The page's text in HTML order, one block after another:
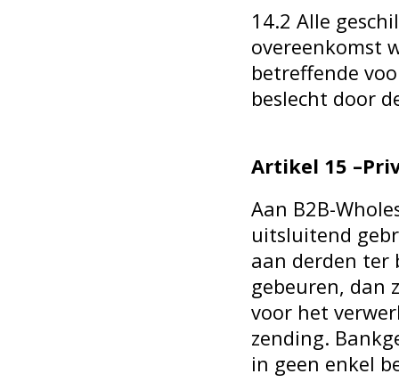
14.2 Alle
overeenkomst
betreffende
beslecht door
Artikel 15
Aan B2B-
uitsluitend
aan derden ter
gebeuren, dan
voor het
zending.
in geen enkel